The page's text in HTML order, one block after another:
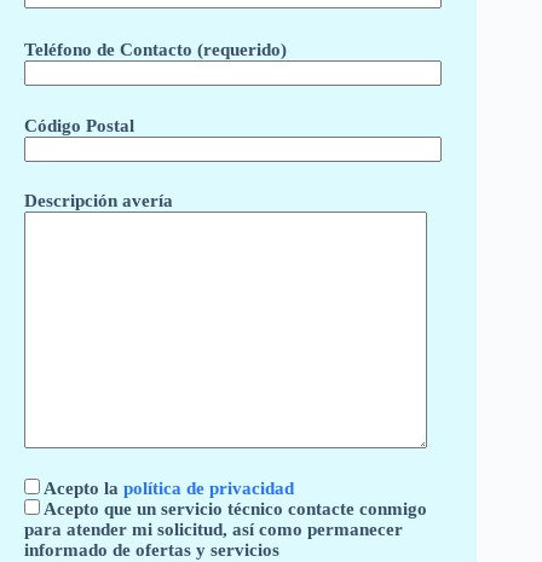
Teléfono de Contacto (requerido)
Código Postal
Descripción avería
Acepto la política de privacidad
Acepto que un servicio técnico contacte conmigo
para atender mi solicitud, así como permanecer
informado de ofertas y servicios